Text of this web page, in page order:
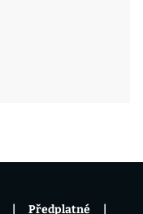
Předplatné